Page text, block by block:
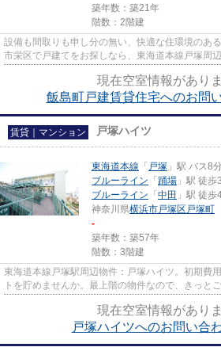
築年数：築21年
階数：2階建
設備も間取りも申し分の無い、快適な住環境のあ
市栄区で戸建てをお探しなら、東海道本線戸塚周
現在空室情報がありま
飯島町戸建賃貸住宅へのお問
賃貸｜マンション 戸塚ハイツ
東海道本線 「 戸塚 」駅 バス8
ブルーライン 「 踊場 」駅 徒歩
ブルーライン 「 中田 」駅 徒歩
神奈川県横浜市戸塚区 戸塚町
-
築年数：築57年
階数：3階建
東海道本線戸塚駅周辺物件：戸塚ハイツ。初期費
トを貯めませんか。最上階の物件なので、きっと
現在空室情報がありま
戸塚ハイツへのお問い合